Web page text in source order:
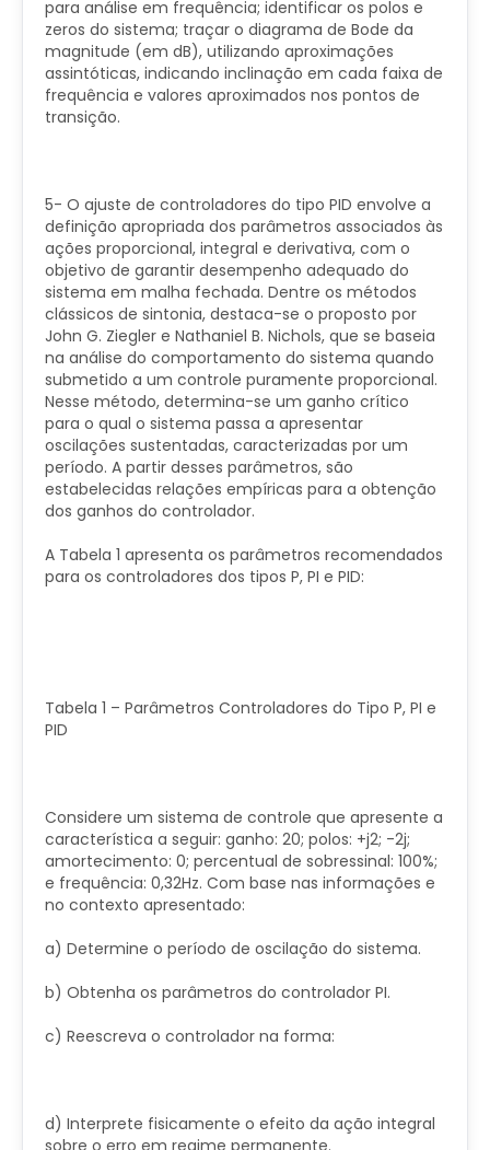
para análise em frequência; identificar os polos e
zeros do sistema; traçar o diagrama de Bode da
magnitude (em dB), utilizando aproximações
assintóticas, indicando inclinação em cada faixa de
frequência e valores aproximados nos pontos de
transição.
5- O ajuste de controladores do tipo PID envolve a
definição apropriada dos parâmetros associados às
ações proporcional, integral e derivativa, com o
objetivo de garantir desempenho adequado do
sistema em malha fechada. Dentre os métodos
clássicos de sintonia, destaca-se o proposto por
John G. Ziegler e Nathaniel B. Nichols, que se baseia
na análise do comportamento do sistema quando
submetido a um controle puramente proporcional.
Nesse método, determina-se um ganho crítico
para o qual o sistema passa a apresentar
oscilações sustentadas, caracterizadas por um
período. A partir desses parâmetros, são
estabelecidas relações empíricas para a obtenção
dos ganhos do controlador.
A Tabela 1 apresenta os parâmetros recomendados
para os controladores dos tipos P, PI e PID:
Tabela 1 – Parâmetros Controladores do Tipo P, PI e
PID
Considere um sistema de controle que apresente a
característica a seguir: ganho: 20; polos: +j2; -2j;
amortecimento: 0; percentual de sobressinal: 100%;
e frequência: 0,32Hz. Com base nas informações e
no contexto apresentado:
a) Determine o período de oscilação do sistema.
b) Obtenha os parâmetros do controlador PI.
c) Reescreva o controlador na forma:
d) Interprete fisicamente o efeito da ação integral
sobre o erro em regime permanente.